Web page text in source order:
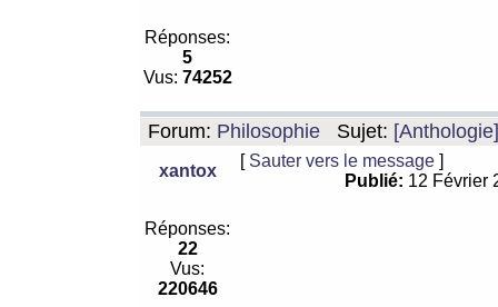
Réponses:
5
Vus: 74252
Forum: Philosophie Sujet:
xantox
[ Sauter vers le message ]
Publié: 12 Février
Réponses:
22
Vus:
220646